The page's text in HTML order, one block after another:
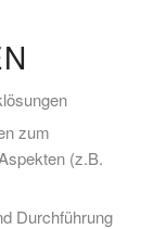
zum
(z.B.
Durchführung